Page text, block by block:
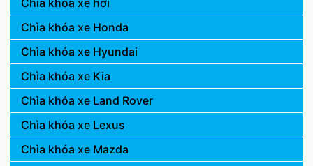
Chìa khóa xe hơi
Chìa khóa xe Honda
Chìa khóa xe Hyundai
Chìa khóa xe Kia
Chìa khóa xe Land Rover
Chìa khóa xe Lexus
Chìa khóa xe Mazda